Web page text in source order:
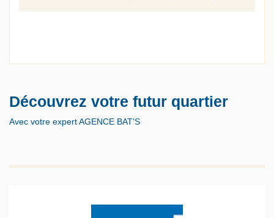
Découvrez votre futur quartier
Avec votre expert AGENCE BAT'S